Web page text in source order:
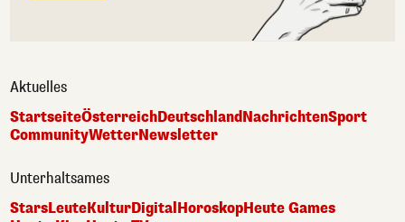
Aktuelles
StartseiteÖsterreichDeutschlandNachrichtenSport
CommunityWetterNewsletter
Unterhaltsames
StarsLeuteKulturDigitalHoroskopHeute Games